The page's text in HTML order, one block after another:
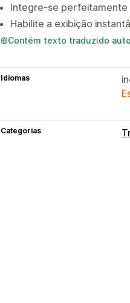
Integre-se perfeitamente
Habilite a exibição
Contém texto traduzido
Idiomas
Categorias